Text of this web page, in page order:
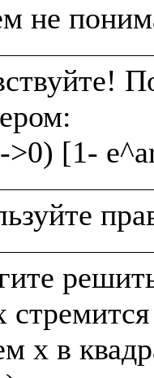
x в